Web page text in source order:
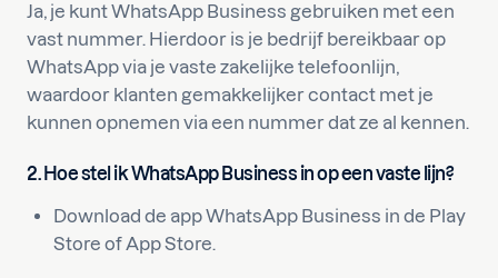
Ja, je kunt WhatsApp Business gebruiken met een
vast nummer. Hierdoor is je bedrijf bereikbaar op
WhatsApp via je vaste zakelijke telefoonlijn,
waardoor klanten gemakkelijker contact met je
kunnen opnemen via een nummer dat ze al kennen.
2. Hoe stel ik WhatsApp Business in op een vaste lijn?
Download de app WhatsApp Business in de Play
Store of App Store.